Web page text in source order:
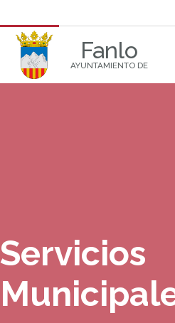
Fanlo
AYUNTAMIENTO DE
Servicios